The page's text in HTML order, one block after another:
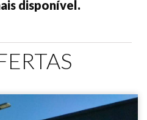
disponível.